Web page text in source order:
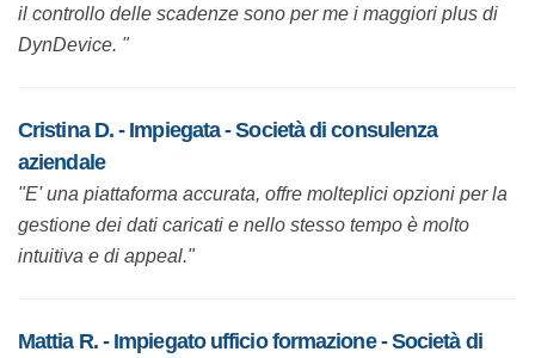
controllo delle scadenze sono per me i maggiori plus di
DynDevice. "
Cristina D. - Impiegata - Società di consulenza
aziendale
"E' una piattaforma accurata, offre molteplici opzioni per la
gestione dei dati caricati e nello stesso tempo è molto
intuitiva e di appeal."
Mattia R. - Impiegato ufficio formazione - Società di